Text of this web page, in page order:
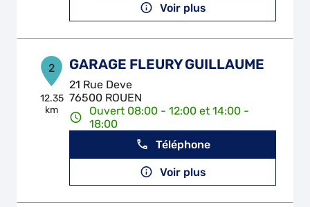
Voir plus
2
12.35
km
GARAGE FLEURY GUILLAUME
21 Rue Deve
76500 ROUEN
Ouvert 08:00 - 12:00 et 14:00 -
18:00
Téléphone
Voir plus